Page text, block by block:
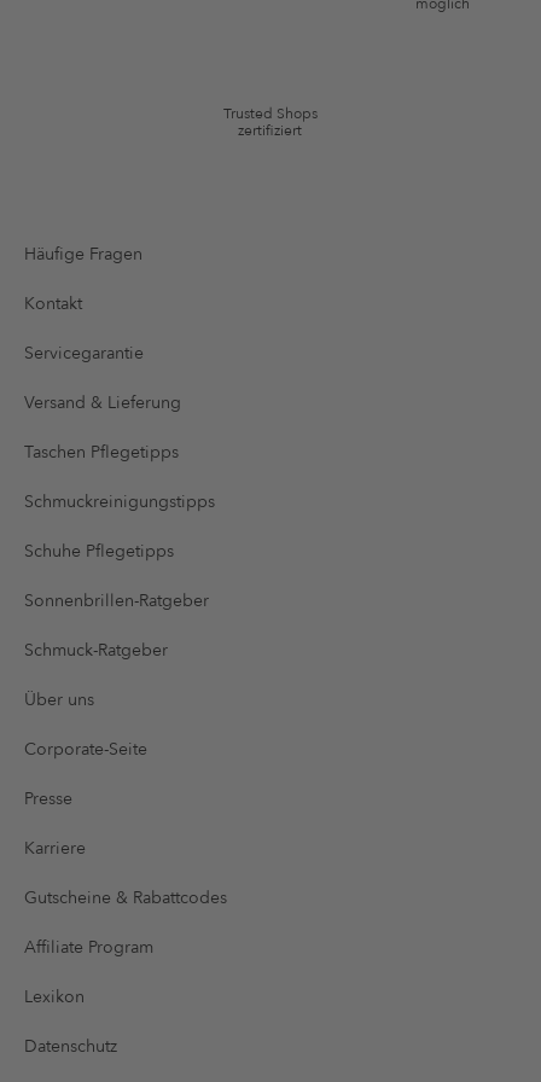
Trusted Shops
zertifiziert
Häufige Fragen
Kontakt
Servicegarantie
Versand & Lieferung
Taschen Pflegetipps
Schmuckreinigungstipps
Schuhe Pflegetipps
Sonnenbrillen-Ratgeber
Schmuck-Ratgeber
Über uns
Corporate-Seite
Presse
Karriere
Gutscheine & Rabattcodes
Affiliate Program
Lexikon
Datenschutz